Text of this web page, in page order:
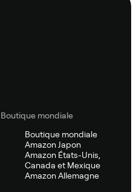
Boutique mondiale
Boutique mondiale
Amazon Japon
Amazon États-Unis,
Canada et Mexique
Amazon Allemagne